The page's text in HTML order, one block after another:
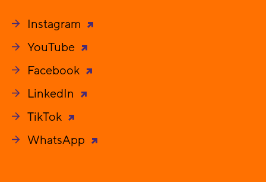
Instagram
YouTube
Facebook
LinkedIn
TikTok
WhatsApp